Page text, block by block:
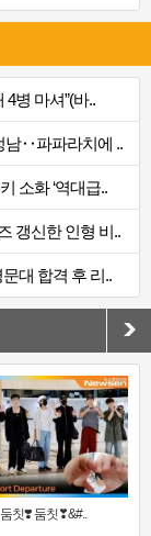
병 마셔”(바..
남‥파파라치에 ..
소화 ‘역대급..
갱신한 인형 비..
대 합격 후 리..
칫❣️ 둠칫❣&#..